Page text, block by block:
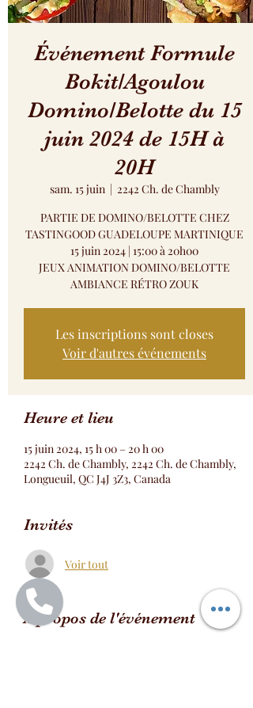
Événement Formule
Bokit/Agoulou
Domino/Belotte du 15
juin 2024 de 15H à
20H
sam. 15 juin
  |
2242 Ch. de Chambly
PARTIE DE DOMINO/BELOTTE CHEZ
TASTINGOOD GUADELOUPE MARTINIQUE
15 juin 2024 | 15:00 à 20h00
JEUX ANIMATION DOMINO/BELOTTE
AMBIANCE RÉTRO ZOUK
Les inscriptions sont closes
Voir d'autres événements
Heure et lieu
15 juin 2024, 15 h 00 – 20 h 00
2242 Ch. de Chambly, 2242 Ch. de Chambly,
Longueuil, QC J4J 3Z3, Canada
Invités
Voir tout
À propos de l'événement